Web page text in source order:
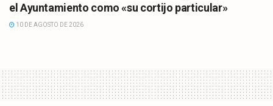
el Ayuntamiento como «su cortijo particular»
10 DE AGOSTO DE 2026